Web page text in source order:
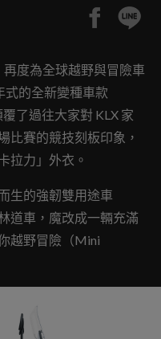
再度為全球越野與冒險車
式的全新變種車款
覆了過往大家對 KLX 家
比賽的競技刻板印象，
拉力」外衣。
生的強韌雙用途車
道車，魔改成一輛充滿
越野冒險（Mini